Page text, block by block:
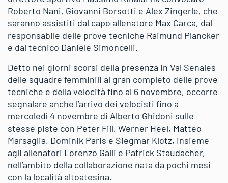
Roberto Nani, Giovanni Borsotti e Alex Zingerle, che
saranno assistiti dal capo allenatore Max Carca, dal
responsabile delle prove tecniche Raimund Plancker
e dal tecnico Daniele Simoncelli.
Detto nei giorni scorsi della presenza in Val Senales
delle squadre femminili al gran completo delle prove
tecniche e della velocità fino al 6 novembre, occorre
segnalare anche l’arrivo dei velocisti fino a
mercoledì 4 novembre di Alberto Ghidoni sulle
stesse piste con Peter Fill, Werner Heel, Matteo
Marsaglia, Dominik Paris e Siegmar Klotz, insieme
agli allenatori Lorenzo Galli e Patrick Staudacher,
nell’ambito della collaborazione nata da pochi mesi
con la località altoatesina.